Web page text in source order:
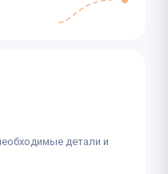
детали и